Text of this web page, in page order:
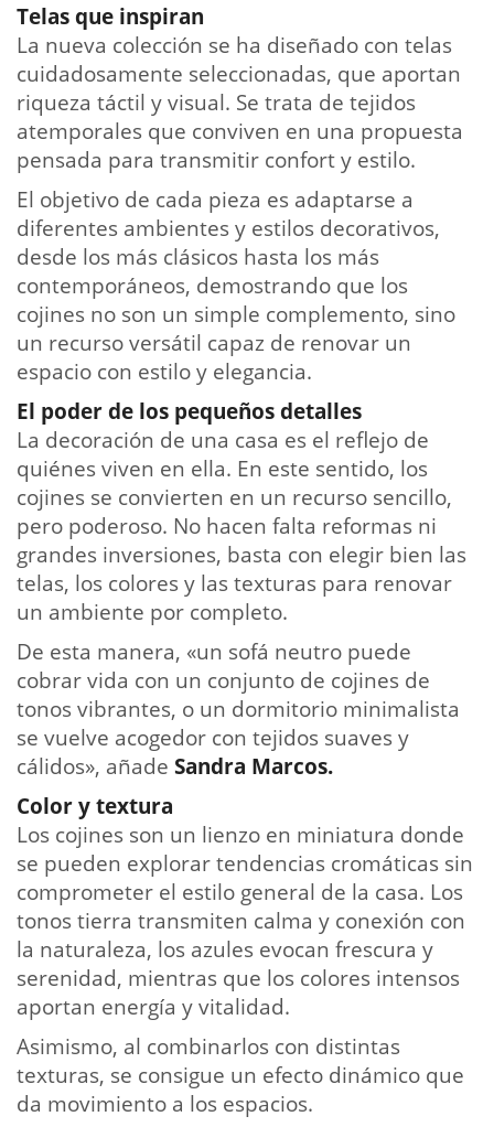
Telas que inspiran
La nueva colección se ha diseñado con telas
cuidadosamente seleccionadas, que aportan
riqueza táctil y visual. Se trata de tejidos
atemporales que conviven en una propuesta
pensada para transmitir confort y estilo.
El objetivo de cada pieza es adaptarse a
diferentes ambientes y estilos decorativos,
desde los más clásicos hasta los más
contemporáneos, demostrando que los
cojines no son un simple complemento, sino
un recurso versátil capaz de renovar un
espacio con estilo y elegancia.
El poder de los pequeños detalles
La decoración de una casa es el reflejo de
quiénes viven en ella. En este sentido, los
cojines se convierten en un recurso sencillo,
pero poderoso. No hacen falta reformas ni
grandes inversiones, basta con elegir bien las
telas, los colores y las texturas para renovar
un ambiente por completo.
De esta manera, «un sofá neutro puede
cobrar vida con un conjunto de cojines de
tonos vibrantes, o un dormitorio minimalista
se vuelve acogedor con tejidos suaves y
cálidos», añade Sandra Marcos.
Color y textura
Los cojines son un lienzo en miniatura donde
se pueden explorar tendencias cromáticas sin
comprometer el estilo general de la casa. Los
tonos tierra transmiten calma y conexión con
la naturaleza, los azules evocan frescura y
serenidad, mientras que los colores intensos
aportan energía y vitalidad.
Asimismo, al combinarlos con distintas
texturas, se consigue un efecto dinámico que
da movimiento a los espacios.